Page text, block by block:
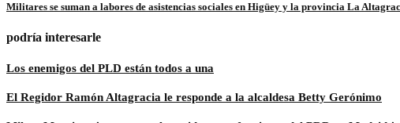
Militares se suman a labores de asistencias sociales en Higüey y la provincia La
podría interesarle
Los enemigos del PLD están todos a una
El Regidor Ramón Altagracia le responde a la alcaldesa Betty Gerónimo